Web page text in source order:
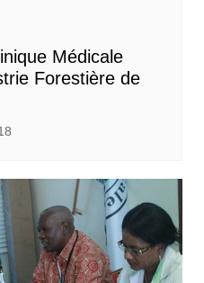
Médicale
Forestière de